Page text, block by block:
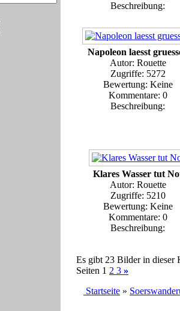
Beschreibung:
Napoleon laesst
Autor: Rouette
Zugriffe: 5272
Bewertung: Keine
Kommentare: 0
Beschreibung:
Klares Wasser tut
Autor: Rouette
Zugriffe: 5210
Bewertung: Keine
Kommentare: 0
Beschreibung:
Es gibt 23 Bilder in dieser
Seiten 1 2 3 »
Startseite »